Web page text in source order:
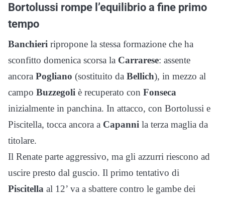
Bortolussi rompe l’equilibrio a fine primo
tempo
Banchieri ripropone la stessa formazione che ha
sconfitto domenica scorsa la Carrarese: assente
ancora Pogliano (sostituito da Bellich), in mezzo al
campo Buzzegoli è recuperato con Fonseca
inizialmente in panchina. In attacco, con Bortolussi e
Piscitella, tocca ancora a Capanni la terza maglia da
titolare.
Il Renate parte aggressivo, ma gli azzurri riescono ad
uscire presto dal guscio. Il primo tentativo di
Piscitella al 12’ va a sbattere contro le gambe dei